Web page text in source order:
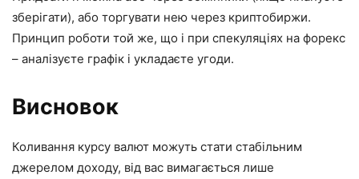
зберігати), або торгувати нею через криптобиржи.
Принцип роботи той же, що і при спекуляціях на форекс
– аналізуєте графік і укладаєте угоди.
Висновок
Коливання курсу валют можуть стати стабільним
джерелом доходу, від вас вимагається лише